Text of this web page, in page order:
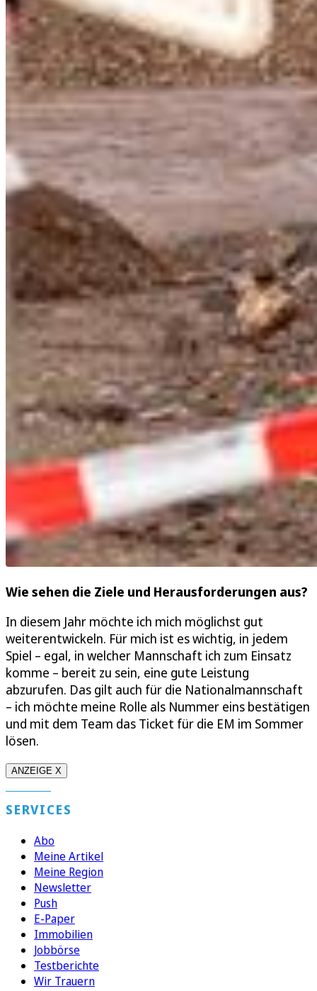
Wie sehen die Ziele und Herausforderungen aus?
In diesem Jahr möchte ich mich möglichst gut
weiterentwickeln. Für mich ist es wichtig, in jedem
Spiel – egal, in welcher Mannschaft ich zum Einsatz
komme – bereit zu sein, eine gute Leistung
abzurufen. Das gilt auch für die Nationalmannschaft
– ich möchte meine Rolle als Nummer eins bestätigen
und mit dem Team das Ticket für die EM im Sommer
lösen.
ANZEIGE X
SERVICES
Abo
Meine Artikel
Meine Region
Newsletter
Push
E-Paper
Immobilien
Jobbörse
Testberichte
Wir Trauern